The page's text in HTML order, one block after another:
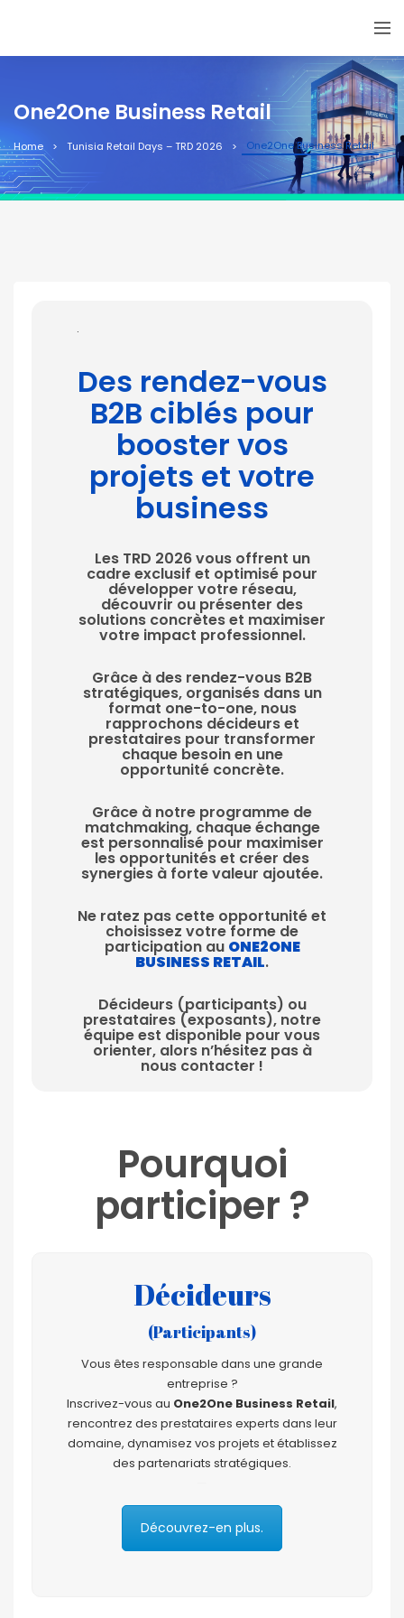
One2One Business Retail
Home Tunisia Retail Days – TRD 2026 One2One Business Retail
.
Des rendez-vous
B2B ciblés pour
booster vos
projets et votre
business
Les TRD 2026 vous offrent un
cadre exclusif et optimisé pour
développer votre réseau,
découvrir ou présenter des
solutions concrètes et maximiser
votre impact professionnel.
Grâce à des rendez-vous B2B
stratégiques, organisés dans un
format one-to-one, nous
rapprochons décideurs et
prestataires pour transformer
chaque besoin en une
opportunité concrète.
Grâce à notre programme de
matchmaking, chaque échange
est personnalisé pour maximiser
les opportunités et créer des
synergies à forte valeur ajoutée.
Ne ratez pas cette opportunité et
choisissez votre forme de
participation au ONE2ONE
BUSINESS RETAIL.
Décideurs (participants) ou
prestataires (exposants), notre
équipe est disponible pour vous
orienter, alors n’hésitez pas à
nous contacter !
Pourquoi
participer ?
Décideurs
(Participants)
Vous êtes responsable dans une grande
entreprise ?
Inscrivez-vous au One2One Business Retail,
rencontrez des prestataires experts dans leur
domaine, dynamisez vos projets et établissez
des partenariats stratégiques.
Découvrez-en plus.